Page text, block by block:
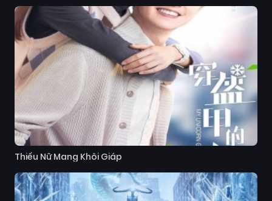
Thiếu Nữ Mang Khôi Giáp